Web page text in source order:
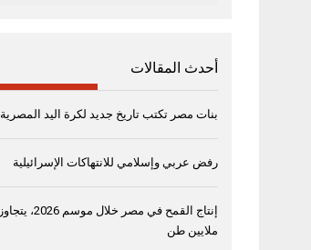
أحدث المقالات
بنات مصر تكتب تاريخ جديد لكرة اليد المصرية
رفض عربي وإسلامي للانتهاكات الإسرائيلية
ملايين طن